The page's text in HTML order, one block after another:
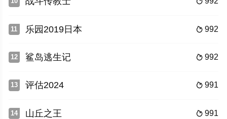
11  992
乐园2019日本
12  992
鲨岛逃生记
13  991
评估2024
14  991
山丘之王